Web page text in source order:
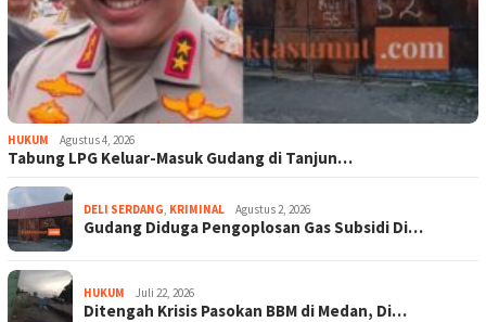
HUKUM Agustus 4, 2026
Tabung LPG Keluar-Masuk Gudang di Tanjun…
DELI SERDANG KRIMINAL Agustus 2, 2026
Gudang Diduga Pengoplosan Gas Subsidi Di…
HUKUM Juli 22, 2026
Ditengah Krisis Pasokan BBM di Medan, Di…